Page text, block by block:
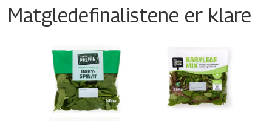
Matgledefinalistene er klare